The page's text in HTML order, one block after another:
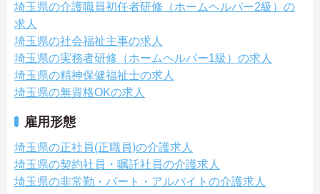
埼玉県の介護職員初任者研修（ホームヘルパー2級）の
求人
埼玉県の社会福祉主事の求人
埼玉県の実務者研修（ホームヘルパー1級）の求人
埼玉県の精神保健福祉士の求人
埼玉県の無資格OKの求人
雇用形態
埼玉県の正社員(正職員)の介護求人
埼玉県の契約社員・嘱託社員の介護求人
埼玉県の非常勤・パート・アルバイトの介護求人